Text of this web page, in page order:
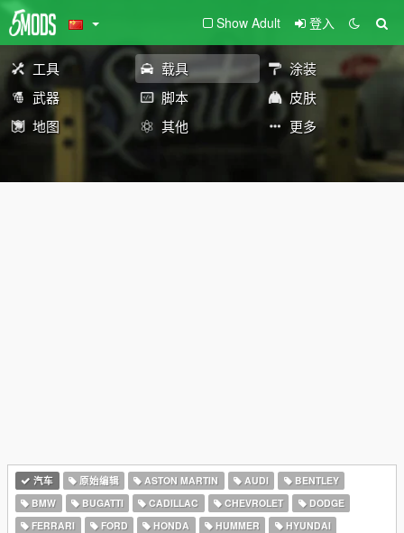
Show Adult 登入
工具 载具
涂装
武器
脚本
皮肤
地图
其他 更多
汽车 原始编辑 ASTON MARTIN AUDI
BENTLEY
BMW
BUGATTI CADILLAC CHEVROLET
DODGE
FERRARI
FORD HONDA HUMMER
HYUNDAI